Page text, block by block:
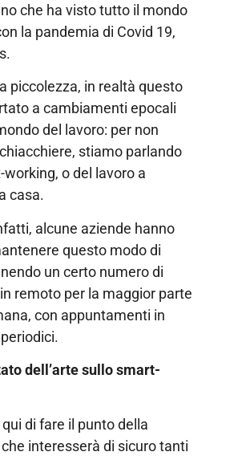
che ha visto tutto il mondo
la pandemia di Covid 19,
piccolezza, in realtà questo
a cambiamenti epocali
del lavoro: per non
stiamo parlando
o del lavoro a
casa.
alcune aziende hanno
questo modo di
un certo numero di
remoto per la maggior parte
con appuntamenti in
dell’arte sullo smart-
di fare il punto della
interesserà di sicuro tanti